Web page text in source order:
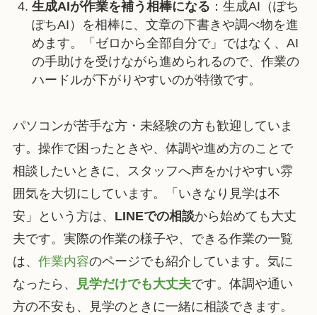
生成AIが作業を補う相棒になる ：生成AI（ぽち
ぽちAI）を相棒に、文章の下書きや調べ物を進
めます。「ゼロから全部自分で」ではなく、AI
の手助けを受けながら進められるので、作業の
ハードルが下がりやすいのが特徴です。
パソコンが苦手な方・未経験の方も歓迎していま
す。操作で困ったときや、体調や進め方のことで
相談したいときに、スタッフへ声をかけやすい雰
囲気を大切にしています。「いきなり見学は不
安」という方は、 LINEでの相談から始めても大丈
夫です。実際の作業の様子や、できる作業の一覧
は、 作業内容のページでも紹介しています。気に
なったら、
見学だけでも大丈夫です。体調や通い
方の不安も、見学のときに一緒に相談できます。